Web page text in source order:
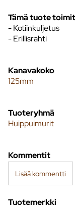
Tämä tuote
- Kotiinkuljetus
- Erillisrahti
Kanavakoko
125mm
Tuoteryhmä
Huippuimurit
Kommentit
Lisää kommentti
Tuotemerkki